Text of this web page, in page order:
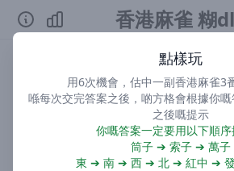
香港麻雀 糊
位 | 出銃| 三
點樣玩
用6次機會，估中一副香港麻雀3
喺每次交完答案之後，啲方格會根據你
之後嘅提示
你嘅答案一定要用以下順序
筒子 ➔ 索子 ➔ 萬子
東 ➔ 南 ➔ 西 ➔ 北 ➔ 紅中 ➔